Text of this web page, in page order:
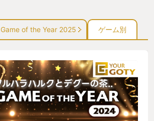
Game of the Year 2025 ゲーム別